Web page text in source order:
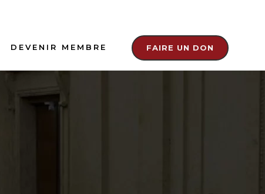
FAIRE UN DON
DEVENIR MEMBRE